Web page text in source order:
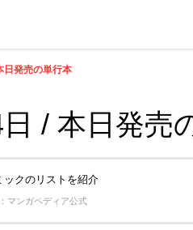
日発売の単行本
/ 本日発売
ックのリストを紹介
マンガペディア公式